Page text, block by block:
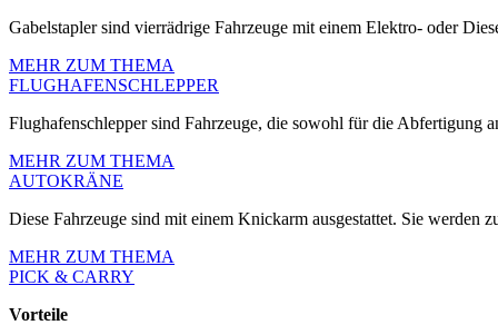
Gabelstapler sind vierrädrige Fahrzeuge mit einem Elektro- oder
MEHR ZUM THEMA
FLUGHAFENSCHLEPPER
Flughafenschlepper sind Fahrzeuge, die sowohl für die Abfertigung
MEHR ZUM THEMA
AUTOKRÄNE
Diese Fahrzeuge sind mit einem Knickarm ausgestattet. Sie werden
MEHR ZUM THEMA
PICK & CARRY
Vorteile